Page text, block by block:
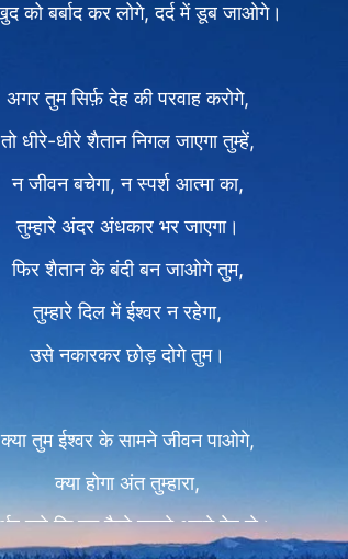
को बर्बाद कर लोगे, दर्द में डूब जाओगे।
अगर तुम सिर्फ़ देह की परवाह करोगे,
तो धीरे-धीरे शैतान निगल जाएगा तुम्हें,
न जीवन बचेगा, न स्पर्श आत्मा का,
तुम्हारे अंदर अंधकार भर जाएगा।
फिर शैतान के बंदी बन जाओगे तुम,
तुम्हारे दिल में ईश्वर न रहेगा,
उसे नकारकर छोड़ दोगे तुम।
क्या तुम ईश्वर के सामने जीवन पाओगे,
क्या होगा अंत तुम्हारा,
करे कि तुम कैसे लड़ते अपने देह से।